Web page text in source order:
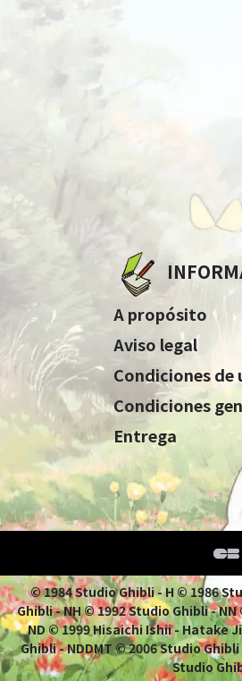
A propósito
Aviso legal
Condiciones de
Condiciones
Entrega
© 1984 Studio Ghibli - H © 1986
Ghibli - NH © 1992 Studio Ghibli -
ND © 1999 Hisaichi Ishii - Hatake
Ghibli - NDDMT © 2006 Studio
Studio